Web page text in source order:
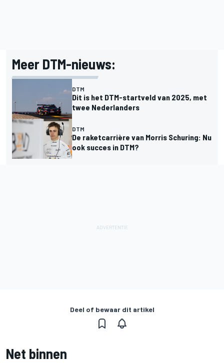
Meer DTM-nieuws:
DTM
Dit is het DTM-startveld van 2025, met
twee Nederlanders
DTM
De raketcarrière van Morris Schuring: Nu
ook succes in DTM?
Deel of bewaar dit artikel
Net binnen